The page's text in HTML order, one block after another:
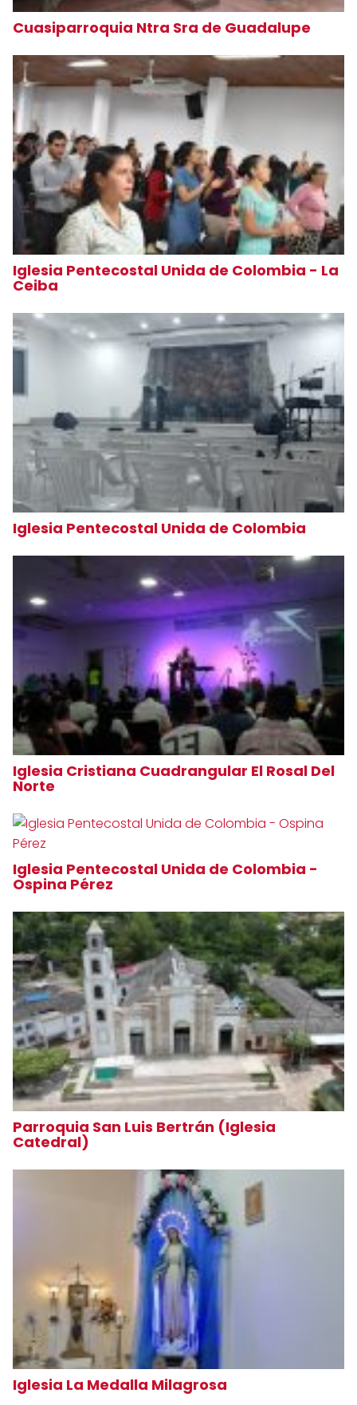
Cuasiparroquia Ntra Sra de Guadalupe
Iglesia Pentecostal Unida de Colombia - La
Ceiba
Iglesia Pentecostal Unida de Colombia
Iglesia Cristiana Cuadrangular El Rosal Del
Norte
Iglesia Pentecostal Unida de Colombia -
Ospina Pérez
Parroquia San Luis Bertrán (Iglesia
Catedral)
Iglesia La Medalla Milagrosa